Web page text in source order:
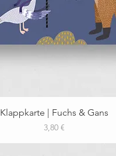
Schnellansicht
Klappkarte | Fuchs & Gans
Preis
3,80 €